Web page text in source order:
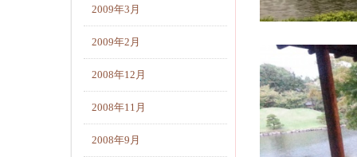
2009年3月
2009年2月
2008年12月
2008年11月
2008年9月